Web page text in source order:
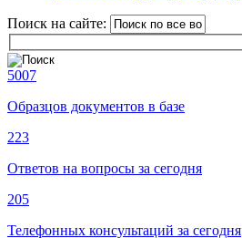
Поиск на сайте:
5007
Образцов документов в базе
223
Ответов на вопросы за сегодня
205
Телефонных консультаций за сегодня